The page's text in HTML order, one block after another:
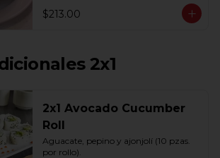
$213.00
2x1
2x1 Avocado Cucumber
Roll
Aguacate, pepino y ajonjolí (10 pzas.
por rollo).